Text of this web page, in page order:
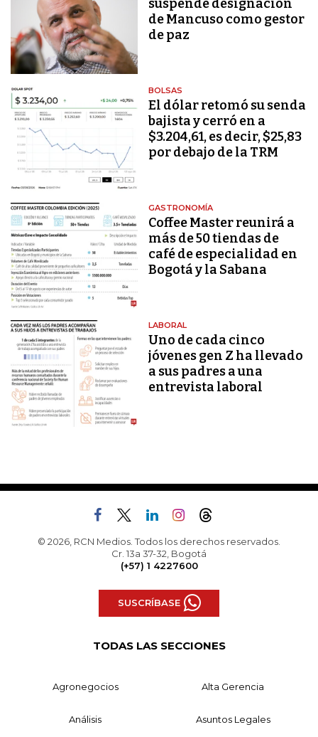
suspende designación
de Mancuso como gestor
de paz
BOLSAS
El dólar retomó su senda
bajista y cerró en a
$3.204,61, es decir, $25,83
por debajo de la TRM
GASTRONOMÍA
Coffee Master reunirá a
más de 50 tiendas de
café de especialidad en
Bogotá y la Sabana
LABORAL
Uno de cada cinco
jóvenes gen Z ha llevado
a sus padres a una
entrevista laboral
© 2026, RCN Medios. Todos los derechos reservados.
Cr. 13a 37-32, Bogotá
(+57) 1 4227600
SUSCRÍBASE
TODAS LAS SECCIONES
Agronegocios Alta Gerencia
Análisis Asuntos Legales